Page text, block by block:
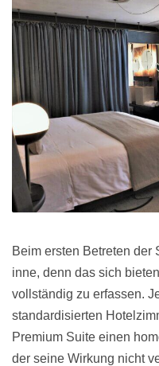
Beim ersten Betreten der
inne, denn das sich
vollständig zu erfassen.
standardisierten
Premium Suite einen
der seine Wirkung nicht